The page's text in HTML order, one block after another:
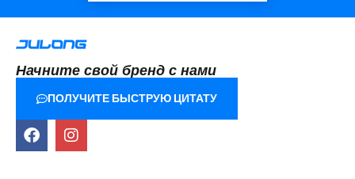
Начните свой бренд с нами
ПОЛУЧИТЕ БЫСТРУЮ ЦИТАТУ